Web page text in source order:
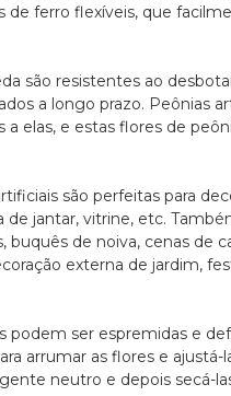
ferro flexíveis, que
são resistentes ao
a longo prazo. Peônias
elas, e estas flores de
são perfeitas para
de jantar, vitrine, etc.
buquês de noiva, cenas de
externa de jardim,
podem ser espremidas e
arrumar as flores e ajustá-
neutro e depois secá-